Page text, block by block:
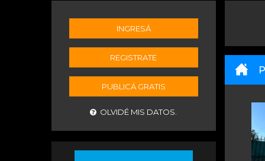
INGRESÁ
REGISTRATE
PUBLICÁ GRATIS
OLVIDÉ MIS DATOS.